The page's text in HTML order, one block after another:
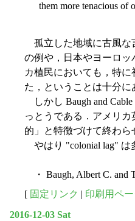
them more tenacious of
孤立した地域に古風な
の例や，日本やヨーロッ
カ植民においても，特
た，ということは十分に
しかし Baugh and
っとうである．アメリ
的」と特徴づけて終わら
やはり "colonial lag" は
・ Baugh, Albert C. and
[ 固定リンク | 印刷用ペ
2016-12-03 Sat